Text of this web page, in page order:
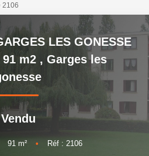
AGENCE
2106
LES GONESSE
m2 , Garges les
Vendu
91 m² • Réf : 2106